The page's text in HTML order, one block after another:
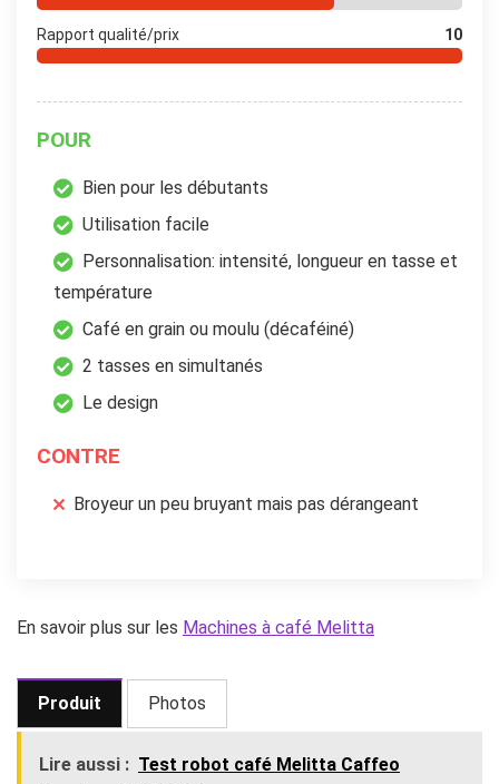
Rapport qualité/prix 10
POUR
Bien pour les débutants
Utilisation facile
Personnalisation: intensité, longueur en tasse et
température
Café en grain ou moulu (décaféiné)
2 tasses en simultanés
Le design
CONTRE
Broyeur un peu bruyant mais pas dérangeant
En savoir plus sur les Machines à café Melitta
Produit Photos
Lire aussi : Test robot café Melitta Caffeo